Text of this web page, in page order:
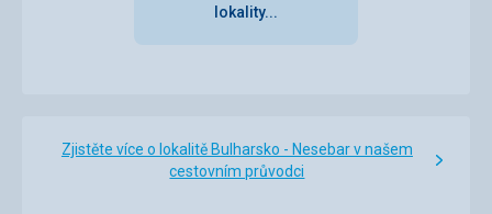
lokality...
Zjistěte více o lokalitě Bulharsko - Nesebar v našem
cestovním průvodci